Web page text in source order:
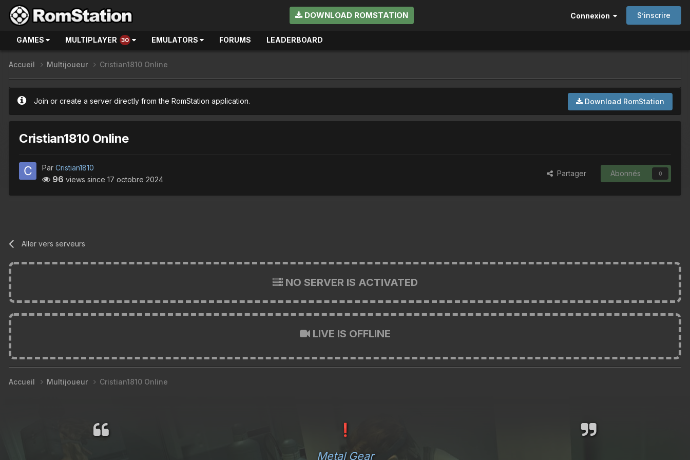
DOWNLOAD ROMSTATION Connexion S’inscrire
GAMES MULTIPLAYER 30 EMULATORS FORUMS LEADERBOARD
Accueil Multijoueur Cristian1810 Online
Download RomStation
Join or create a server directly from the RomStation application.
Cristian1810 Online
Par Cristian1810
96 views since 17 octobre 2024
Partager Abonnés 0
Aller vers serveurs
NO SERVER IS ACTIVATED
LIVE IS OFFLINE
Accueil Multijoueur Cristian1810 Online
❗
Metal Gear